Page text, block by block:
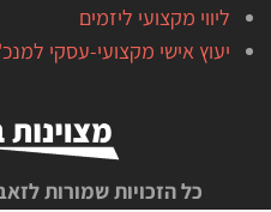
ליווי מקצועי ליזמים
יעוץ אישי מקצועי-עסקי
כל הזכויות שמורות